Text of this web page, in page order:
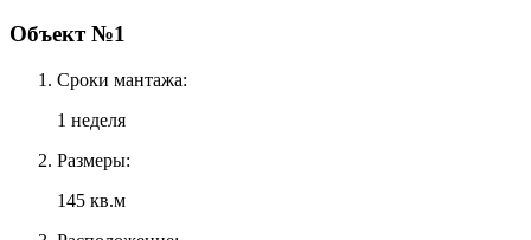
Объект №1
Сроки мантажа:
1 неделя
Размеры:
145 кв.м